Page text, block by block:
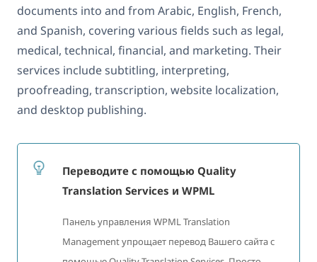
documents into and from Arabic, English, French,
and Spanish, covering various fields such as legal,
medical, technical, financial, and marketing. Their
services include subtitling, interpreting,
proofreading, transcription, website localization,
and desktop publishing.
Переводите с помощью Quality
Translation Services и WPML
Панель управления WPML Translation
Management упрощает перевод Вашего сайта с